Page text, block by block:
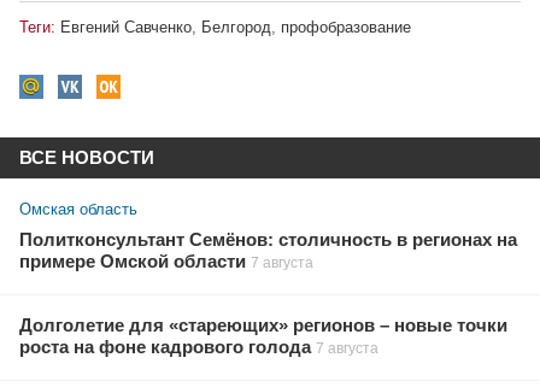
Теги: Евгений Савченко Белгород профобразование
ВСЕ НОВОСТИ
Омская область
Политконсультант Семёнов: столичность в регионах на
примере Омской области 7 августа
Долголетие для «стареющих» регионов – новые точки
роста на фоне кадрового голода 7 августа